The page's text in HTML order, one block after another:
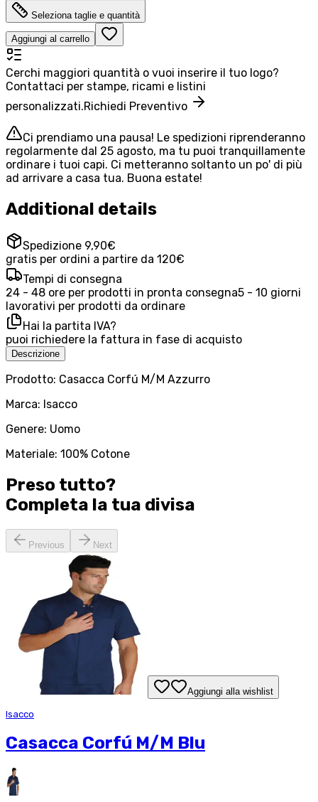
Seleziona taglie e quantità
Aggiungi al carrello
Cerchi maggiori quantità o vuoi inserire il tuo logo?
Contattaci per stampe, ricami e listini
personalizzati.Richiedi Preventivo
Ci prendiamo una pausa! Le spedizioni riprenderanno
regolarmente dal 25 agosto, ma tu puoi tranquillamente
ordinare i tuoi capi. Ci metteranno soltanto un po' di più
ad arrivare a casa tua. Buona estate!
Additional details
Spedizione 9,90€
gratis per ordini a partire da 120€
Tempi di consegna
24 - 48 ore per prodotti in pronta consegna5 - 10 giorni
lavorativi per prodotti da ordinare
Hai la partita IVA?
puoi richiedere la fattura in fase di acquisto
Descrizione
Prodotto: Casacca Corfú M/M Azzurro
Marca: Isacco
Genere: Uomo
Materiale: 100% Cotone
Preso tutto?
Completa la tua divisa
Previous Next
Aggiungi alla wishlist
Isacco
Casacca Corfú M/M Blu